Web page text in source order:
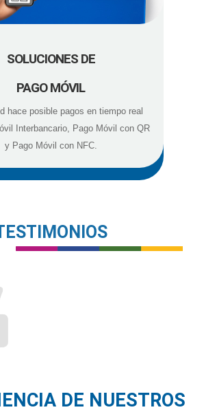
SOLUCIONES DE
PAGO MÓVIL
hace posible pagos en tiempo real
Interbancario, Pago Móvil con QR
y Pago Móvil con NFC.
DE NUESTROS